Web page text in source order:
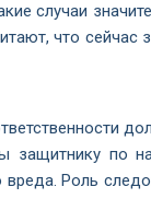
случаи
что сейчас
защитнику по
Роль